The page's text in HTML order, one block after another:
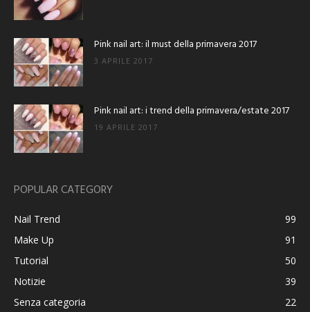
Pink nail art: il must della primavera 2017
3 APRILE 2017
Pink nail art: i trend della primavera/estate 2017
19 APRILE 2017
POPULAR CATEGORY
Nail Trend
99
Make Up
91
Tutorial
50
Notizie
39
Senza categoria
22